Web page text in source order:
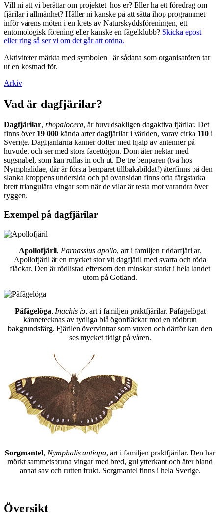
Vill ni att vi berättar om projektet hos er? Eller ha ett föredrag om
fjärilar i allmänhet? Håller ni kanske på att sätta ihop programmet
inför vårens möten i en krets av Naturskyddsföreningen, ett
entomologisk förening eller kanske en fågelklubb? Skicka epost
eller ring så ser vi om det går att ordna.
Aktiviteter märkta med symbolen
är sådana som organisatören tar
ut en kostnad för.
Arkiv
Vad är dagfjärilar?
Dagfjärilar, rhopalocera, är huvudsakligen dagaktiva fjärilar. Det
finns över 19 000 kända arter dagfjärilar i världen, varav cirka 110 i
Sverige. Dagfjärilarna känner dofter med hjälp av antenner på
huvudet och ser med stora facettögon. Dom äter nektar med
sugsnabel, som kan rullas in och ut. De tre benparen (två hos
Nymphalidae, där är första benparet tillbakabildat!) återfinns på den
slanka kroppens undersida och på ovansidan finns ofta färgstarka
brett triangulära vingar som när de vilar är resta mot varandra över
ryggen.
Exempel på dagfjärilar
Apollofjäril, Parnassius apollo, art i familjen riddarfjärilar.
Apollofjäril är en mycket stor vit dagfjäril med svarta och röda
fläckar. Den är rödlistad eftersom den minskar starkt i hela landet
utom på Gotland.
Påfågelöga, Inachis io, art i familjen praktfjärilar. Påfågelögat
kännetecknas av tydliga blå ögonfläckar mot en rödbrun
bakgrundsfärg. Fjärilen övervintrar som vuxen och därför kan den
ses mycket tidigt på våren.
Sorgmantel, Nymphalis antiopa, art i familjen praktfjärilar. Den har
mörkt sammetsbruna vingar med bred, gul ytterkant och äter bland
annat sav och rutten frukt. Sorgmantel finns i hela Sverige.
Översikt